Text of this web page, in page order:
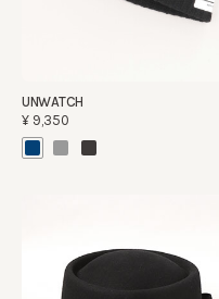
UNWATCH
¥9,350